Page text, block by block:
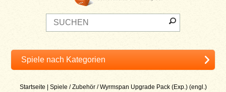
Startseite |Spiele /Zubehör /Wyrmspan Upgrade Pack (Exp.) (engl.)